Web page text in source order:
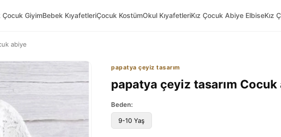
Çocuk GiyimBebek KıyafetleriÇocuk KostümOkul KıyafetleriKız Çocuk Abiye ElbiseKız
abiye
papatya çeyiz tasarım
papatya çeyiz tasarım Cocuk
Beden:
9-10 Yaş